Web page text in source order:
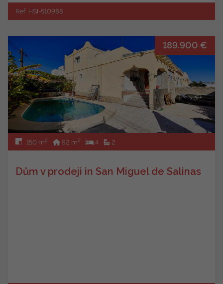
Ref. HSI-510988
189.900 €
150 m2 92 m2 4 2
Dům v prodeji in San Miguel de Salinas